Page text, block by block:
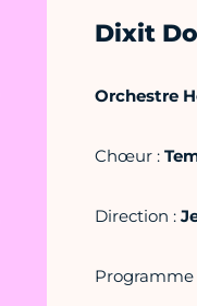
Dixit
Orchestre
Chœur :
Direction :
Programme